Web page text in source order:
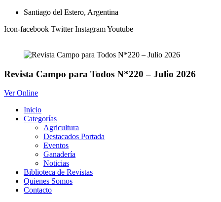
contenido
Santiago del Estero, Argentina
Icon-facebook Twitter InstagramYoutube
Revista Campo para Todos N*220 – Julio 2026
Ver Online
Inicio
Categorías
Agricultura
Destacados Portada
Eventos
Ganadería
Noticias
Biblioteca de Revistas
Quienes Somos
Contacto